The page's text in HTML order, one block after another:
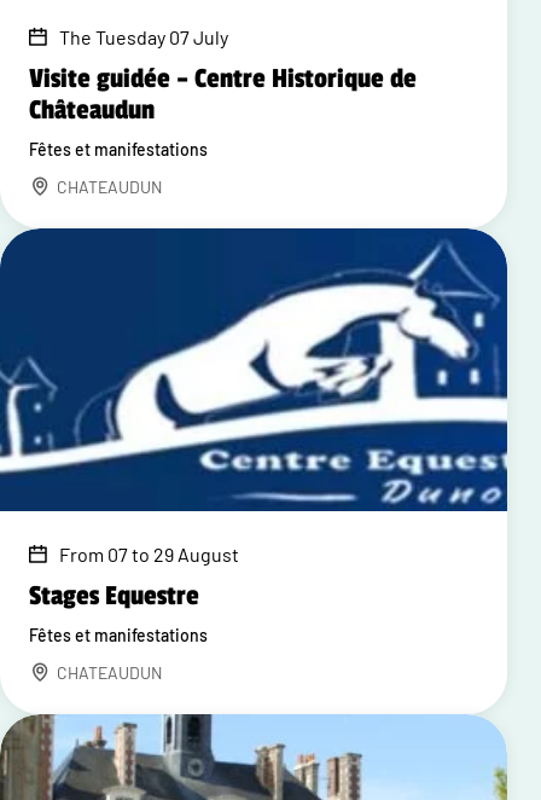
The Tuesday 07 July
Visite guidée – Centre Historique de
Châteaudun
Fêtes et manifestations
CHATEAUDUN
From 07 to 29 August
Stages Equestre
Fêtes et manifestations
CHATEAUDUN